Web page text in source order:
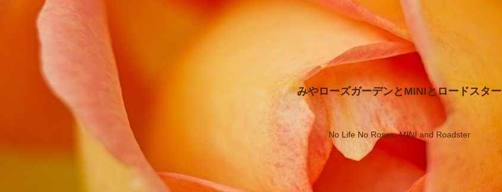
みやローズガーデンとMINIとロードスター
No Life No Roses, MINI and Roadster